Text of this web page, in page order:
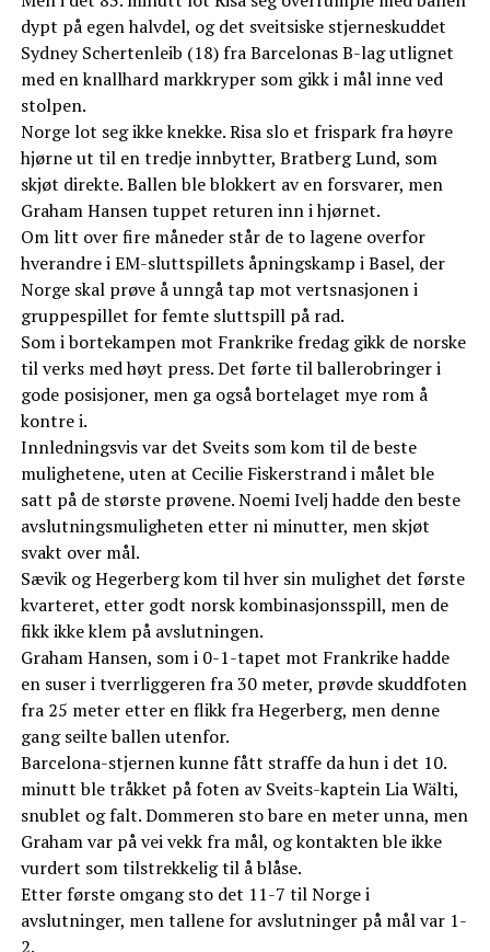
dypt på egen halvdel, og det sveitsiske stjerneskuddet
Sydney Schertenleib (18) fra Barcelonas B-lag utlignet
med en knallhard markkryper som gikk i mål inne ved
stolpen.
Norge lot seg ikke knekke. Risa slo et frispark fra høyre
hjørne ut til en tredje innbytter, Bratberg Lund, som
skjøt direkte. Ballen ble blokkert av en forsvarer, men
Graham Hansen tuppet returen inn i hjørnet.
Om litt over fire måneder står de to lagene overfor
hverandre i EM-sluttspillets åpningskamp i Basel, der
Norge skal prøve å unngå tap mot vertsnasjonen i
gruppespillet for femte sluttspill på rad.
Som i bortekampen mot Frankrike fredag gikk de norske
til verks med høyt press. Det førte til ballerobringer i
gode posisjoner, men ga også bortelaget mye rom å
kontre i.
Innledningsvis var det Sveits som kom til de beste
mulighetene, uten at Cecilie Fiskerstrand i målet ble
satt på de største prøvene. Noemi Ivelj hadde den beste
avslutningsmuligheten etter ni minutter, men skjøt
svakt over mål.
Sævik og Hegerberg kom til hver sin mulighet det første
kvarteret, etter godt norsk kombinasjonsspill, men de
fikk ikke klem på avslutningen.
Graham Hansen, som i 0-1-tapet mot Frankrike hadde
en suser i tverrliggeren fra 30 meter, prøvde skuddfoten
fra 25 meter etter en flikk fra Hegerberg, men denne
gang seilte ballen utenfor.
Barcelona-stjernen kunne fått straffe da hun i det 10.
minutt ble tråkket på foten av Sveits-kaptein Lia Wälti,
snublet og falt. Dommeren sto bare en meter unna, men
Graham var på vei vekk fra mål, og kontakten ble ikke
vurdert som tilstrekkelig til å blåse.
Etter første omgang sto det 11-7 til Norge i
avslutninger, men tallene for avslutninger på mål var 1-
2.